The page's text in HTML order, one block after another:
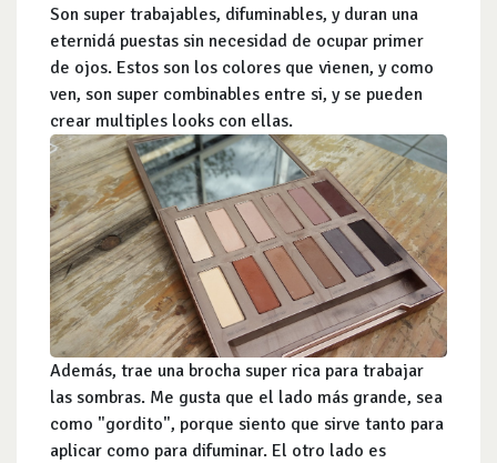
Son super trabajables, difuminables, y duran una
eternidá puestas sin necesidad de ocupar primer
de ojos. Estos son los colores que vienen, y como
ven, son super combinables entre si, y se pueden
crear multiples looks con ellas.
Además, trae una brocha super rica para trabajar
las sombras. Me gusta que el lado más grande, sea
como "gordito", porque siento que sirve tanto para
aplicar como para difuminar. El otro lado es